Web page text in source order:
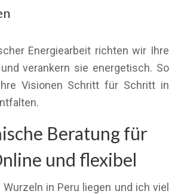
Energiearbeit richten wir Ihre
verankern sie energetisch. So
Visionen Schritt für Schritt in
Beratung für
und flexibel
in Peru liegen und ich viel